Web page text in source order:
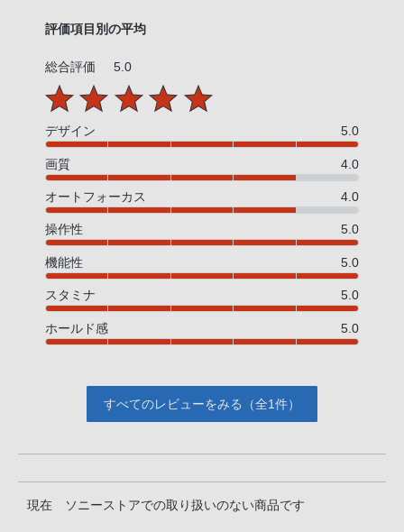
評価項目別の平均
総合評価 5.0
デザイン 5.0
画質 4.0
オートフォーカス 4.0
操作性 5.0
機能性 5.0
スタミナ 5.0
ホールド感 5.0
すべてのレビューをみる（全1件）
現在 ソニーストアでの取り扱いのない商品です